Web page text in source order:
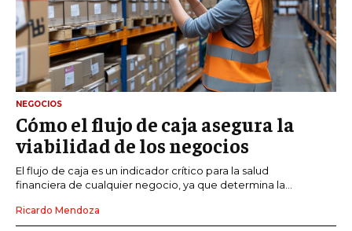
NEGOCIOS
Cómo el flujo de caja asegura la
viabilidad de los negocios
El flujo de caja es un indicador crítico para la salud
financiera de cualquier negocio, ya que determina la...
Ricardo Mendoza